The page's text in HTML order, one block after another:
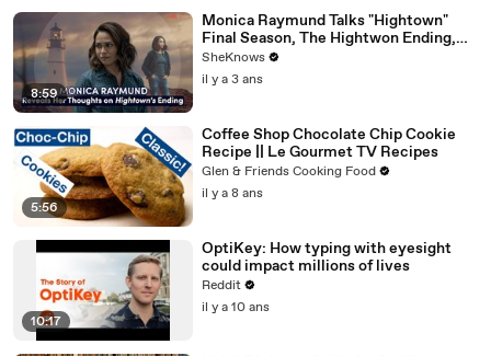
8:59
Monica Raymund Talks "Hightown"
Final Season, The Hightwon Ending,
The Joy of Playing a Queer Character &
"Chicago Fire"
SheKnows
il y a 3 ans
5:56
Coffee Shop Chocolate Chip Cookie
Recipe || Le Gourmet TV Recipes
Glen & Friends Cooking Food
il y a 8 ans
10:17
OptiKey: How typing with eyesight
could impact millions of lives
Reddit
il y a 10 ans